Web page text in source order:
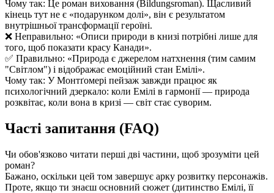
Чому так: Це роман виховання (Bildungsroman). Щасливий
кінець тут не є «подарунком долі», він є результатом
внутрішньої трансформації героїні.
❌ Неправильно: «Описи природи в книзі потрібні лише для
того, щоб показати красу Канади».
✅ Правильно: «Природа є джерелом натхнення (тим самим
"Світлом") і відображає емоційний стан Емілі».
Чому так: У Монтґомері пейзаж завжди працює як
психологічний дзеркало: коли Емілі в гармонії — природа
розквітає, коли вона в кризі — світ стає суворим.
Часті запитання (FAQ)
Чи обов'язково читати перші дві частини, щоб зрозуміти цей
роман?
Бажано, оскільки цей том завершує арку розвитку персонажів.
Проте, якщо ти знаєш основний сюжет (дитинство Емілі, її